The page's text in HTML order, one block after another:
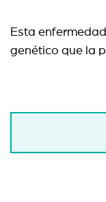
Esta
genético que la